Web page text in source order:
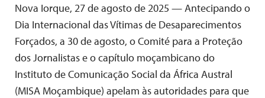
Nova Iorque, 27 de agosto de 2025 — Antecipando o
Dia Internacional das Vítimas de Desaparecimentos
Forçados, a 30 de agosto, o Comité para a Proteção
dos Jornalistas e o capítulo moçambicano do
Instituto de Comunicação Social da África Austral
(MISA Moçambique) apelam às autoridades para que